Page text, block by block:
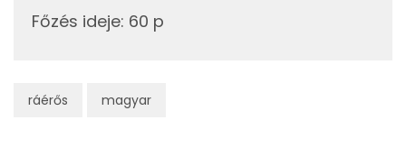
ráérős magyar
Összesen
E vitamin:
Főzés ideje: 60 p